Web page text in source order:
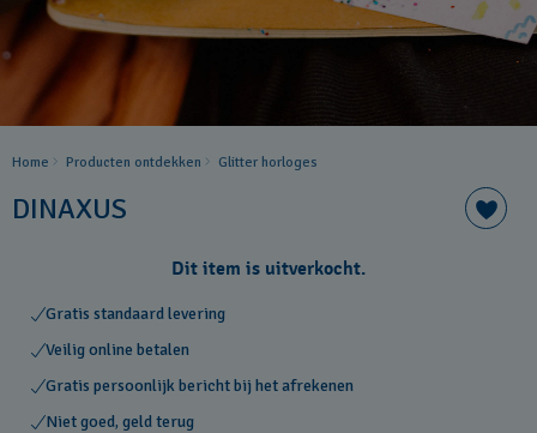
Home Producten ontdekken Glitter horloges
DINAXUS
Dit item is uitverkocht.
Gratis standaard levering
Veilig online betalen
Gratis persoonlijk bericht bij het afrekenen
Niet goed, geld terug